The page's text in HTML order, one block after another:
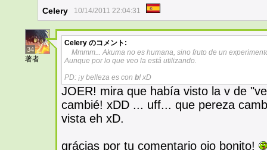
Celery 10/14/2011 22:04:31
34
著者
Celery のコメント:
Mmmm... Akuma no es humana, sino fruto de un
Aunque por lo que veo la está utilizando.
PD: ¡y belleza es con b! xD
JOER! mira que había visto la v de
cambié! xDD ... uff... que pereza
vista eh xD.
grácias por tu comentario ojo bonito!